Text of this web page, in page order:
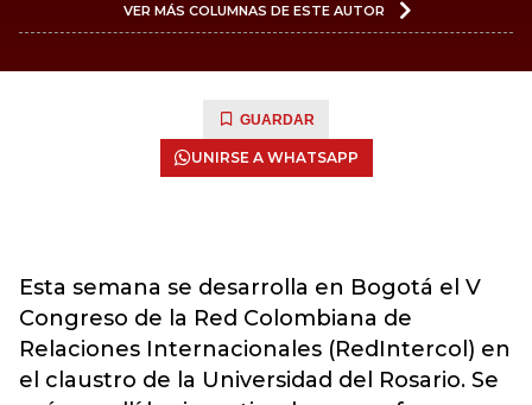
VER MÁS COLUMNAS DE ESTE AUTOR
GUARDAR
UNIRSE A WHATSAPP
Esta semana se desarrolla en Bogotá el V
Congreso de la Red Colombiana de
Relaciones Internacionales (RedIntercol) en
el claustro de la Universidad del Rosario. Se